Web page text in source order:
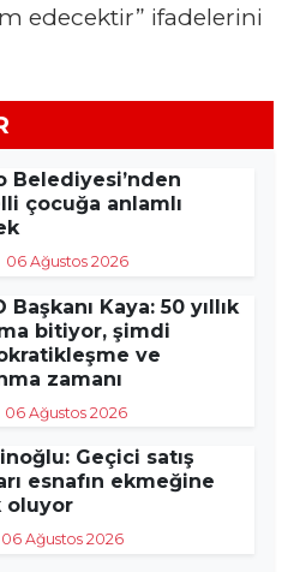
edecektir” ifadelerini
Belediyesi’nden
çocuğa anlamlı
06 Ağustos 2026
Başkanı Kaya: 50 yıllık
bitiyor, şimdi
ve
zamanı
06 Ağustos 2026
Geçici satış
esnafın ekmeğine
oluyor
06 Ağustos 2026